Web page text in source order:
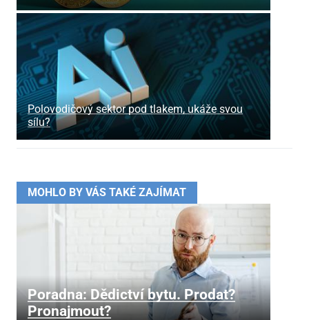
Polovodičový sektor pod tlakem, ukáže svou
sílu?
MOHLO BY VÁS TAKÉ ZAJÍMAT
Poradna: Dědictví bytu. Prodat?
Pronajmout?